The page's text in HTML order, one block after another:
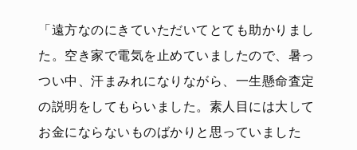
「遠方なのにきていただいてとても助かりまし
た。空き家で電気を止めていましたので、暑っ
つい中、汗まみれになりながら、一生懸命査定
の説明をしてもらいました。素人目には大して
お金にならないものばかりと思っていました